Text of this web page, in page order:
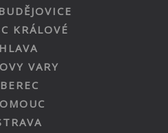
KRÁLOVÉ
VARY